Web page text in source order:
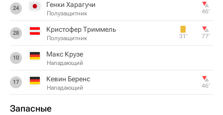
24 Генки Харагучи
Полузащитник 46‎’‎
28 Кристофер Триммель
Полузащитник 31‎’‎ 77‎’‎
10 Макс Крузе
Нападающий
17 Кевин Беренс
Нападающий 46‎’‎
Запасные